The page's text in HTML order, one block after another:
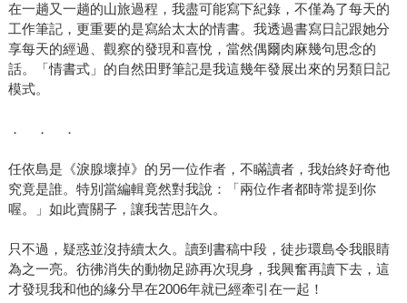
在一趟又一趟的山旅過程，我盡可能寫下紀錄，不僅為了每天的
工作筆記，更重要的是寫給太太的情書。我透過書寫日記跟她分
享每天的經過、觀察的發現和喜悅，當然偶爾肉麻幾句思念的
話。「情書式」的自然田野筆記是我這幾年發展出來的另類日記
模式。
． ． ．
任依島是《淚腺壞掉》的另一位作者，不瞞讀者，我始終好奇他
究竟是誰。特別當編輯竟然對我說：「兩位作者都時常提到你
喔。」如此賣關子，讓我苦思許久。
只不過，疑惑並沒持續太久。讀到書稿中段，徒步環島令我眼睛
為之一亮。彷彿消失的動物足跡再次現身，我興奮再讀下去，這
才發現我和他的緣分早在2006年就已經牽引在一起！